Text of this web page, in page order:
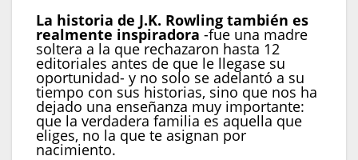
La historia de J.K. Rowling también es
realmente inspiradora -fue una madre
soltera a la que rechazaron hasta 12
editoriales antes de que le llegase su
oportunidad- y no solo se adelantó a su
tiempo con sus historias, sino que nos ha
dejado una enseñanza muy importante:
que la verdadera familia es aquella que
eliges, no la que te asignan por
nacimiento.